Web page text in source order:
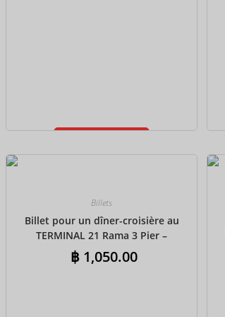
panier
Billets
Billet pour un dîner-croisière au
TERMINAL 21 Rama 3 Pier –
Buffet indien
฿1,050.00